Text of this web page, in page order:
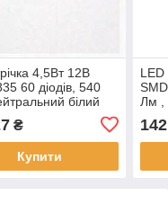
4,5Вт 12В
60 діодів, 540
білий
House by Rishang,
House,
₴
Купити
LED
Лм ,
by